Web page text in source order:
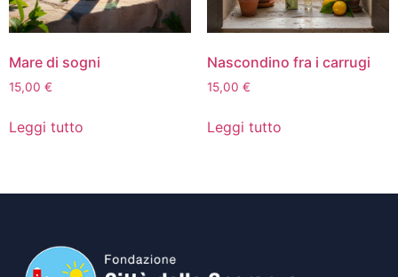
Mare di sogni
15,00 €
Leggi tutto
Nascondino fra i carrugi
15,00 €
Leggi tutto